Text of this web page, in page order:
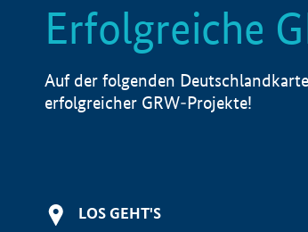
Erfolgreiche
Auf der folgenden
erfolgreicher GRW-Projekte!
LOS GEHT'S